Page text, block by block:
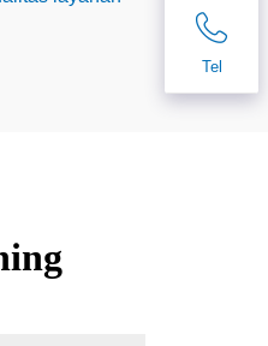
Tel